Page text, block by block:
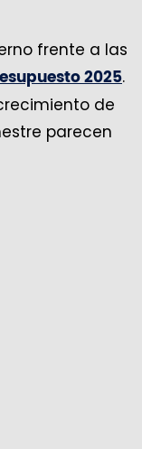
frente a las
2025.
de
parecen